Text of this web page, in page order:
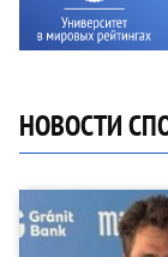
НОВОСТИ